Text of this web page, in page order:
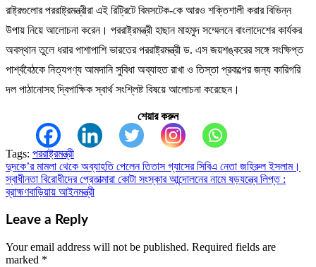
রাষ্ট্রগুলোর পররাষ্ট্রমন্ত্রীরা এই রিট্রিটে বিমসটেক-কে আরও শক্তিশালী করার বিভিন্ন
উপায় নিয়ে আলোচনা করেন। পররাষ্ট্রমন্ত্রী হাছান মাহমুদ সম্মেলনে বাংলাদেশের কার্যকর
অবস্থান তুলে ধরার পাশাপাশি ভারতের পররাষ্ট্রমন্ত্রী ড. এস জয়শঙ্করের সঙ্গে সংক্ষিপ্ত
পার্শ্ববৈঠকে নিত্যপণ্য আমদানি সুবিধা অব্যাহত রাখা ও তিস্তা প্রকল্পের জন্য কারিগরি
দল পাঠানোসহ দ্বিপাক্ষিক স্বার্থ সংশ্লিষ্ট বিষয়ে আলোচনা করেছেন।
শেয়ার করুন
Tags: পররাষ্ট্রমন্ত্রী
Post
navigation
দুদকে’র মামলা থেকে অব্যাহতি পেলেন তিতাস গ্যাসের সিবিএ নেতা জহিরুল ইসলাম।
স্বাধীনতা বিরোধীদের প্রেতাত্মারা কোটা সংস্কার আন্দোলনের নামে ষড়যন্ত্রে লিপ্ত :
ব্রাহ্মণবাড়িয়ায় আইনমন্ত্রী
Leave a Reply
Your email address will not be published. Required fields are
marked *